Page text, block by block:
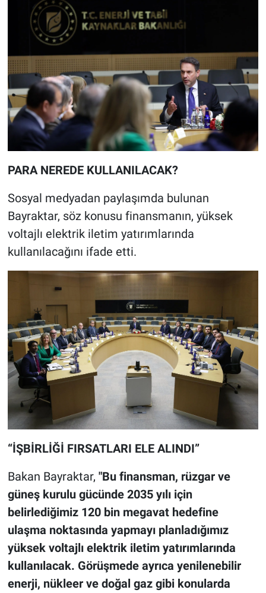
PARA NEREDE KULLANILACAK?
Sosyal medyadan paylaşımda bulunan
Bayraktar, söz konusu finansmanın, yüksek
voltajlı elektrik iletim yatırımlarında
kullanılacağını ifade etti.
“İŞBİRLİĞİ FIRSATLARI ELE ALINDI”
Bakan Bayraktar, "Bu finansman, rüzgar ve
güneş kurulu gücünde 2035 yılı için
belirlediğimiz 120 bin megavat hedefine
ulaşma noktasında yapmayı planladığımız
yüksek voltajlı elektrik iletim yatırımlarında
kullanılacak. Görüşmede ayrıca yenilenebilir
enerji, nükleer ve doğal gaz gibi konularda